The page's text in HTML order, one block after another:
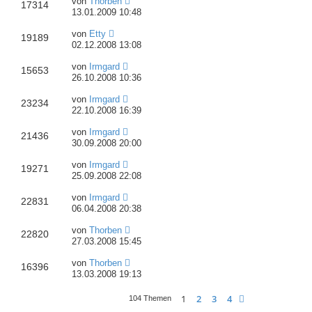
17314
13.01.2009 10:48
19189 von Etty
02.12.2008 13:08
15653 von Irmgard
26.10.2008 10:36
23234 von Irmgard
22.10.2008 16:39
21436 von Irmgard
30.09.2008 20:00
19271 von Irmgard
25.09.2008 22:08
22831 von Irmgard
06.04.2008 20:38
22820 von Thorben
27.03.2008 15:45
16396 von Thorben
13.03.2008 19:13
104 Themen 1 2 3 4